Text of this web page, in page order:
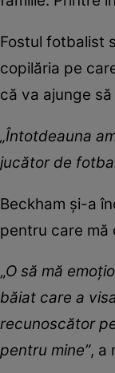
Fostul fotbalist
copilăria pe
că va ajunge
„Întotdeauna
jucător de
Beckham și-a
pentru care mă
„O să mă
băiat care a
recunoscător
pentru mine”, a